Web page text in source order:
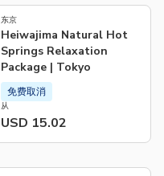
东京
Heiwajima Natural Hot
Springs Relaxation
Package | Tokyo
从
USD 15.02
免费取消